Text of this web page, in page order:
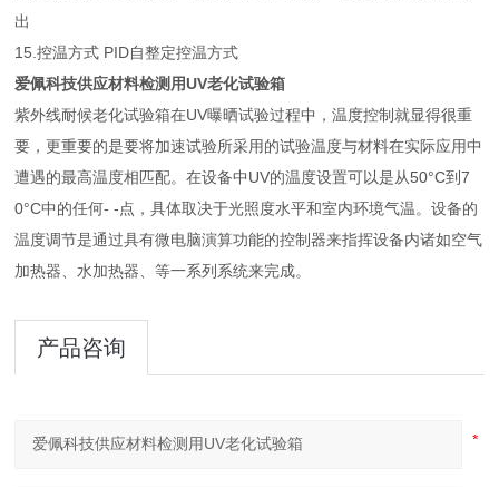
出
15.控温方式 PID自整定控温方式
爱佩科技供应材料检测用UV老化试验箱
紫外线耐候老化试验箱在UV曝晒试验过程中，温度控制就显得很重
要，更重要的是要将加速试验所采用的试验温度与材料在实际应用中
遭遇的最高温度相匹配。在设备中UV的温度设置可以是从50°C到7
0°C中的任何- -点，具体取决于光照度水平和室内环境气温。设备的
温度调节是通过具有微电脑演算功能的控制器来指挥设备内诸如空气
加热器、水加热器、等一系列系统来完成。
产品咨询